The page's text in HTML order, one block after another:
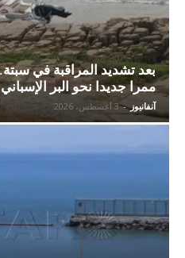
بعد تشديد المراقبة في
ممرا جديدا نحو البر الإسباني
آنفانيوز - 3 أغسطس، 2026